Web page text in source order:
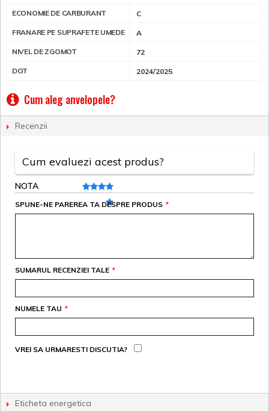
ECONOMIE DE CARBURANT C
FRANARE PE SUPRAFETE UMEDE A
NIVEL DE ZGOMOT 72
DOT 2024/2025
Cum aleg anvelopele?
Recenzii
Cum evaluezi acest produs?
NOTA
*
SPUNE-NE PAREREA TA DESPRE PRODUS
*
SUMARUL RECENZIEI TALE
*
NUMELE TAU
VREI SA URMARESTI DISCUTIA?
Eticheta energetica